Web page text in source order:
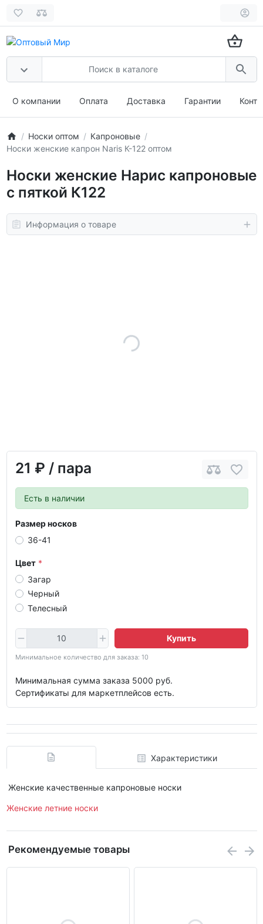
О компании Оплата Доставка Гарантии
Носки оптом
Капроновые
Носки женские капрон Naris К-122 оптом
Носки женские Нарис капроновые
с пяткой К122
Информация о товаре
21 ₽ / пара
Есть в наличии
Размер носков
36-41
Цвет
Загар
Черный
Телесный
Купить
Минимальное количество для заказа: 10
Минимальная сумма заказа 5000 руб.
Сертификаты для маркетплейсов есть.
Характеристики
Женские качественные капроновые носки
Женские летние носки
Рекомендуемые товары